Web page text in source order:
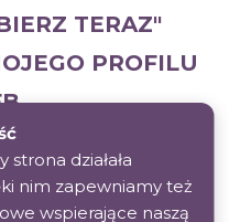
działała
nim zapewniamy też
wspierające naszą
TERAZ"
PROFILU
🎁